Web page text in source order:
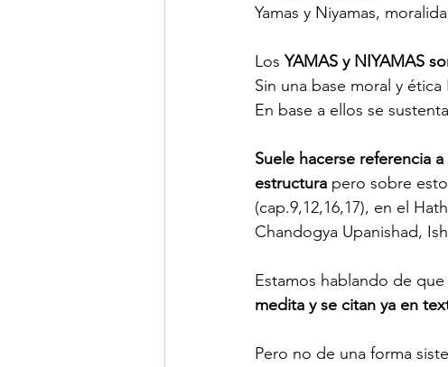
Yamas y Niyamas,
Los YAMAS y NIYAMAS
Sin una base moral y ética
En base a ellos se
Suele hacerse referencia
estructura pero sobre
(cap.9,12,16,17), en el
Chandogya Upanishad,
Estamos hablando de que
medita y se citan ya en
Pero no de una forma